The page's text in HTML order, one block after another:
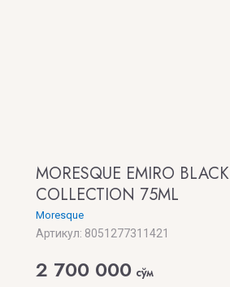
MORESQUE EMIRO BLACK
COLLECTION 75ML
Moresque
Артикул: 8051277311421
2 700 000 сўм